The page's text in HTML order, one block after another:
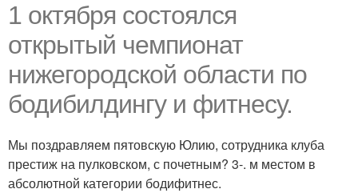
1 октября состоялся
открытый чемпионат
нижегородской области по
бодибилдингу и фитнесу.
Мы поздравляем пятовскую Юлию, сотрудника клуба
престиж на пулковском, с почетным? 3-. м местом в
абсолютной категории бодифитнес.